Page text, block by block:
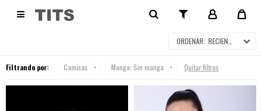
 CAMISAS
RECIENTES
Filtrando por: Camisas Manga: Sin manga Quitar filtros